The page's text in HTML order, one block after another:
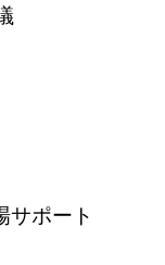
サポート